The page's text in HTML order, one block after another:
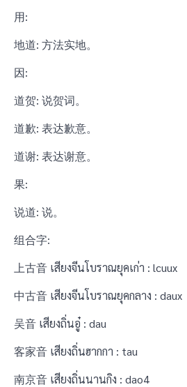
用:
地道: 方法实地。
因:
道贺: 说贺词。
道歉: 表达歉意。
道谢: 表达谢意。
果:
说道: 说。
组合字:
上古音 เสียงจีนโบราณยุคเก่า : lcuux
中古音 เสียงจีนโบราณยุคกลาง : daux
吴音 เสียงถิ่นอู๋ : dau
客家音 เสียงถิ่นฮากกา : tau
南京音 เสียงถิ่นนานกิง : dao4